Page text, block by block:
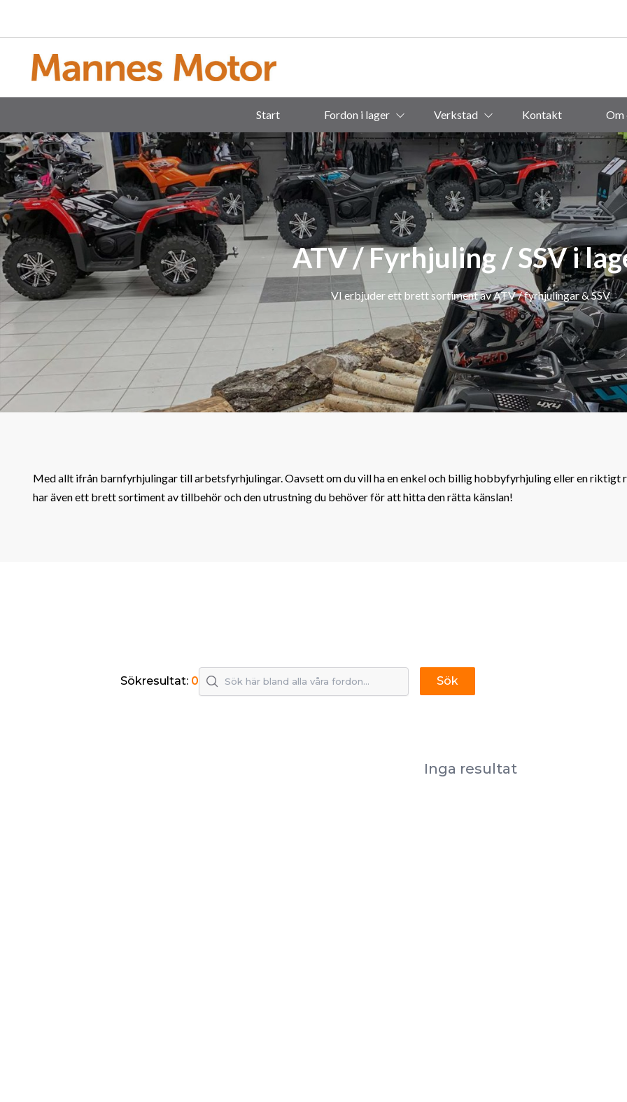
Start Fordon i lager Verkstad Kontakt Om
ATV / Fyrhjuling / SSV i
VI erbjuder ett brett sortiment av ATV / fyrhjulingar & SSV
Med allt ifrån barnfyrhjulingar till arbetsfyrhjulingar. Oavsett om du vill ha en enkel och billig hobbyfyrhjuling eller en riktigt
har även ett brett sortiment av tillbehör och den utrustning du behöver för att hitta den rätta känslan!
Sökresultat: 0 Sök
Inga resultat